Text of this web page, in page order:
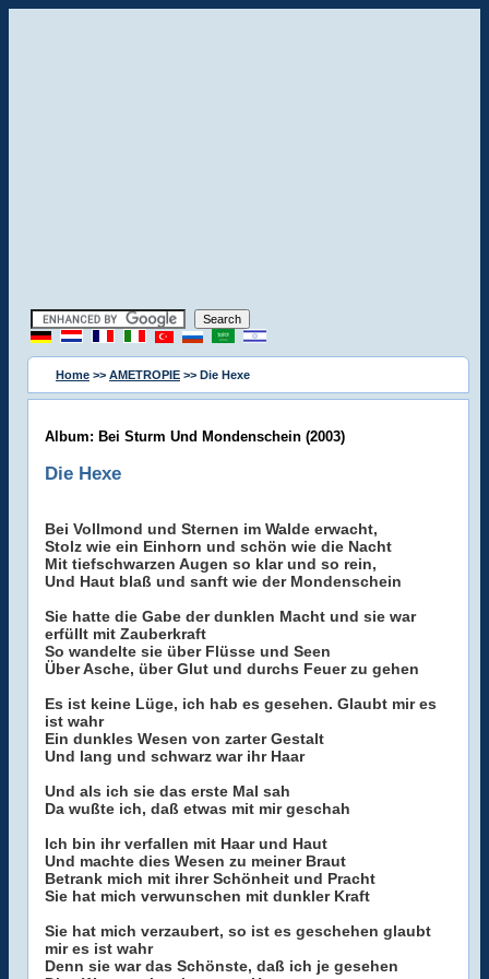
Home >> AMETROPIE >> Die Hexe
Album: Bei Sturm Und Mondenschein (2003)
Die Hexe
Bei Vollmond und Sternen im Walde erwacht,
Stolz wie ein Einhorn und schön wie die Nacht
Mit tiefschwarzen Augen so klar und so rein,
Und Haut blaß und sanft wie der Mondenschein
Sie hatte die Gabe der dunklen Macht und sie war
erfüllt mit Zauberkraft
So wandelte sie über Flüsse und Seen
Über Asche, über Glut und durchs Feuer zu gehen
Es ist keine Lüge, ich hab es gesehen. Glaubt mir es
ist wahr
Ein dunkles Wesen von zarter Gestalt
Und lang und schwarz war ihr Haar
Und als ich sie das erste Mal sah
Da wußte ich, daß etwas mit mir geschah
Ich bin ihr verfallen mit Haar und Haut
Und machte dies Wesen zu meiner Braut
Betrank mich mit ihrer Schönheit und Pracht
Sie hat mich verwunschen mit dunkler Kraft
Sie hat mich verzaubert, so ist es geschehen glaubt
mir es ist wahr
Denn sie war das Schönste, daß ich je gesehen